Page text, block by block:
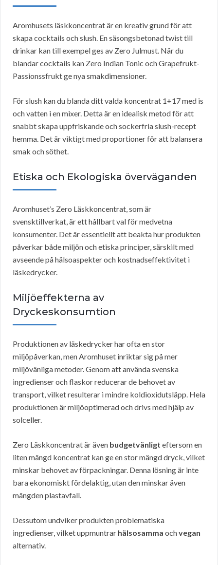
Aromhusets läskkoncentrat är en kreativ grund för att
skapa cocktails och slush. En säsongsbetonad twist till
drinkar kan till exempel ges av Zero Julmust. När du
blandar cocktails kan Zero Indian Tonic och Grapefrukt-
Passionssfrukt ge nya smakdimensioner.
För slush kan du blanda ditt valda koncentrat 1+17 med is
och vatten i en mixer. Detta är en idealisk metod för att
snabbt skapa uppfriskande och sockerfria slush-recept
hemma. Det är viktigt med proportioner för att balansera
smak och söthet.
Etiska och Ekologiska överväganden
Aromhuset’s Zero Läskkoncentrat, som är
svensktillverkat, är ett hållbart val för medvetna
konsumenter. Det är essentiellt att beakta hur produkten
påverkar både miljön och etiska principer, särskilt med
avseende på hälsoaspekter och kostnadseffektivitet i
läskedrycker.
Miljöeffekterna av
Dryckeskonsumtion
Produktionen av läskedrycker har ofta en stor
miljöpåverkan, men Aromhuset inriktar sig på mer
miljövänliga metoder. Genom att använda svenska
ingredienser och flaskor reducerar de behovet av
transport, vilket resulterar i mindre koldioxidutsläpp. Hela
produktionen är miljöoptimerad och drivs med hjälp av
solceller.
Zero Läskkoncentrat är även budgetvänligt eftersom en
liten mängd koncentrat kan ge en stor mängd dryck, vilket
minskar behovet av förpackningar. Denna lösning är inte
bara ekonomiskt fördelaktig, utan den minskar även
mängden plastavfall.
Dessutom undviker produkten problematiska
ingredienser, vilket uppmuntrar hälsosamma ochvegan
alternativ.